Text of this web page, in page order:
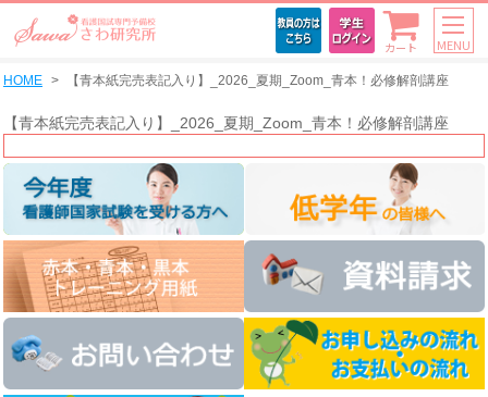
カート MENU
HOME 【青本紙完売表記入り】_2026_夏期_Zoom_青本！必修解剖講座
【青本紙完売表記入り】_2026_夏期_Zoom_青本！必修解剖講座